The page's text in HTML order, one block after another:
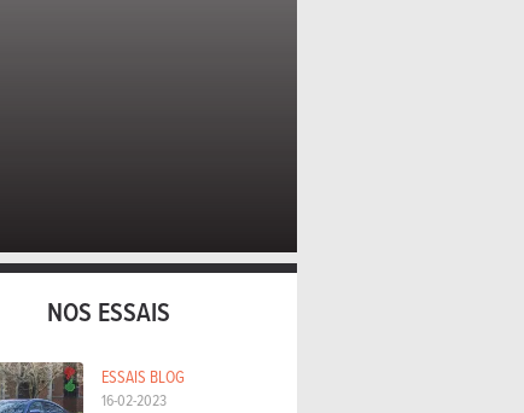
NOS ESSAIS
ESSAIS BLOG
16-02-2023